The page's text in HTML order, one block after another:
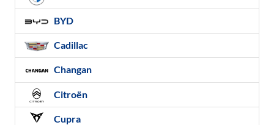
BYD
Cadillac
Changan
Citroën
Cupra